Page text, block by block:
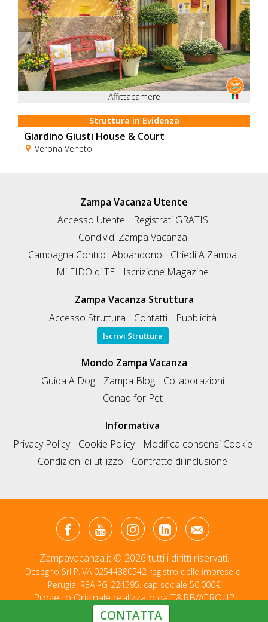
CONTATTA
Affittacamere
Struttura in Evidenza
Giardino Giusti House & Court
Verona Veneto
Zampa Vacanza Utente
Accesso Utente
Registrati GRATIS
Condividi Zampa Vacanza
Campagna Contro l'Abbandono
Chiedi A Zampa
Mi FIDO di TE
Iscrizione Magazine
Zampa Vacanza Struttura
Accesso Struttura
Contatti Pubblicità
Iscrivi Struttura
Mondo Zampa Vacanza
Guida A Dog
Zampa Blog
Collaborazioni
Conad for Pet
Informativa
Privacy Policy
Cookie Policy
Modifica consensi Cookie
Condizioni di utilizzo
Contratto di inclusione
Zampavacanza.it © 2026 tutti i diritti riservati.
Desegno Srl P.IVA 02544380542 registro delle imprese di
Perugia, REA PG-224595. cap sociale 50.000€
Progetto Originale realizzato daT&RB//GROUP